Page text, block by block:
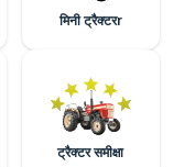
मिनी ट्रैक्टरr
ट्रैक्टर समीक्षा